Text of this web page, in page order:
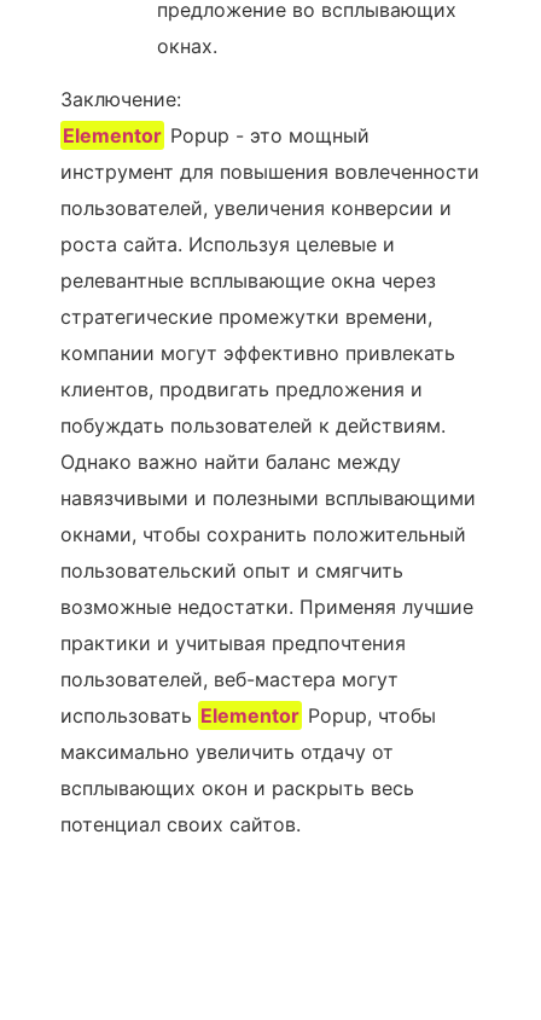
предложение во всплывающих
окнах.
Заключение:
Elementor Popup - это мощный
инструмент для повышения вовлеченности
пользователей, увеличения конверсии и
роста сайта. Используя целевые и
релевантные всплывающие окна через
стратегические промежутки времени,
компании могут эффективно привлекать
клиентов, продвигать предложения и
побуждать пользователей к действиям.
Однако важно найти баланс между
навязчивыми и полезными всплывающими
окнами, чтобы сохранить положительный
пользовательский опыт и смягчить
возможные недостатки. Применяя лучшие
практики и учитывая предпочтения
пользователей, веб-мастера могут
использовать Elementor Popup, чтобы
максимально увеличить отдачу от
всплывающих окон и раскрыть весь
потенциал своих сайтов.